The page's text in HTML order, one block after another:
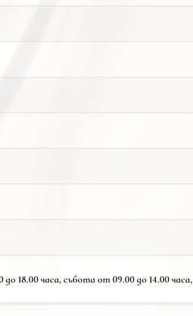
18.00 часа, събота от 09.00 до 14.00 часа,